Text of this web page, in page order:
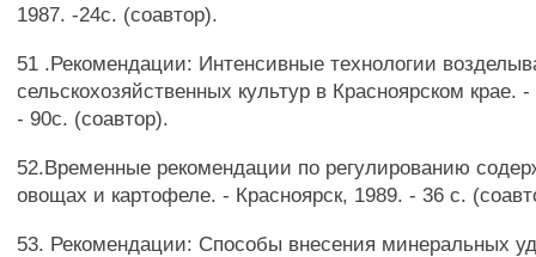
1987. -24с. (соавтор).
51 .Рекомендации: Интенсивные технологии
сельскохозяйственных культур в Красноярском крае.
- 90с. (соавтор).
52.Временные рекомендации по регулированию
овощах и картофеле. - Красноярск, 1989. - 36 с.
53. Рекомендации: Способы внесения минеральных